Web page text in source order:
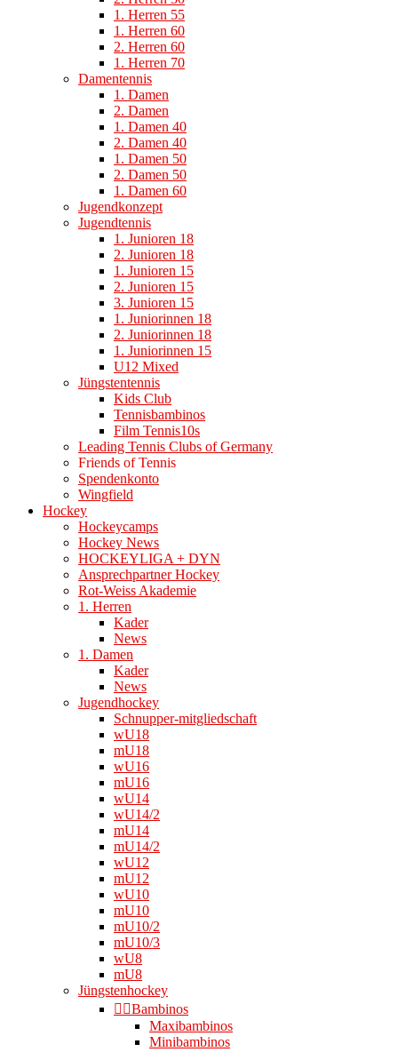
1. Herren 55
1. Herren 60
2. Herren 60
1. Herren 70
Damentennis
1. Damen
2. Damen
1. Damen 40
2. Damen 40
1. Damen 50
2. Damen 50
1. Damen 60
Jugendkonzept
Jugendtennis
1. Junioren 18
2. Junioren 18
1. Junioren 15
2. Junioren 15
3. Junioren 15
1. Juniorinnen 18
2. Juniorinnen 18
1. Juniorinnen 15
U12 Mixed
Jüngstentennis
Kids Club
Tennisbambinos
Film Tennis10s
Leading Tennis Clubs of Germany
Friends of Tennis
Spendenkonto
Wingfield
Hockey
Hockeycamps
Hockey News
HOCKEYLIGA + DYN
Ansprechpartner Hockey
Rot-Weiss Akademie
1. Herren
Kader
News
1. Damen
Kader
News
Jugendhockey
Schnupper-mitgliedschaft
wU18
mU18
wU16
mU16
wU14
wU14/2
mU14
mU14/2
wU12
mU12
wU10
mU10
mU10/2
mU10/3
wU8
mU8
Jüngstenhockey
👉🏻Bambinos
Maxibambinos
Minibambinos